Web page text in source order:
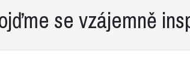
se vzájemně